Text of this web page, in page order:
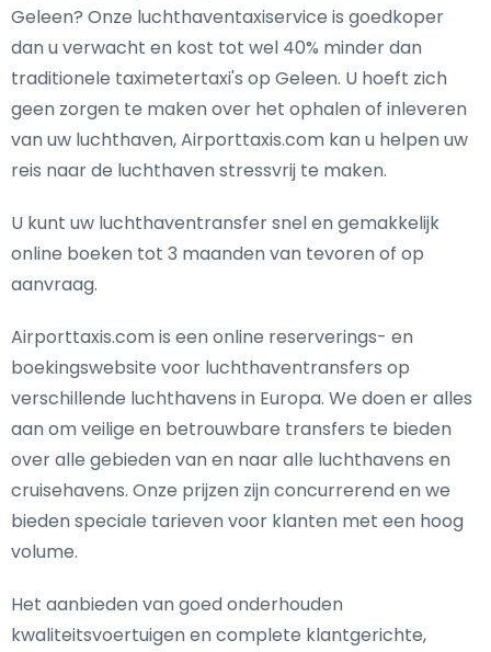
Geleen? Onze luchthaventaxiservice is goedkoper
dan u verwacht en kost tot wel 40% minder dan
traditionele taximetertaxi's op Geleen. U hoeft zich
geen zorgen te maken over het ophalen of inleveren
van uw luchthaven, Airporttaxis.com kan u helpen uw
reis naar de luchthaven stressvrij te maken.
U kunt uw luchthaventransfer snel en gemakkelijk
online boeken tot 3 maanden van tevoren of op
aanvraag.
Airporttaxis.com is een online reserverings- en
boekingswebsite voor luchthaventransfers op
verschillende luchthavens in Europa. We doen er alles
aan om veilige en betrouwbare transfers te bieden
over alle gebieden van en naar alle luchthavens en
cruisehavens. Onze prijzen zijn concurrerend en we
bieden speciale tarieven voor klanten met een hoog
volume.
Het aanbieden van goed onderhouden
kwaliteitsvoertuigen en complete klantgerichte,